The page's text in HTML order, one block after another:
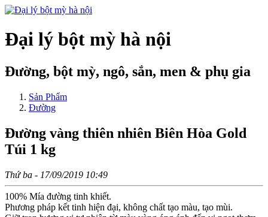
Đại lý bột mỳ hà nội
Đường, bột mỳ, ngô, sắn, men & phụ gia
Sản Phẩm
Đường
Đường vàng thiên nhiên Biên Hòa Gold
Túi 1 kg
Thứ ba - 17/09/2019 10:49
100% Mía đường tinh khiết.
Phương pháp kết tinh hiện đại, không chất tạo màu, tạo mùi.